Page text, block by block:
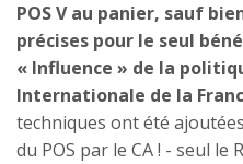
POS V au panier, sauf
précises pour le seul
« Influence » de la
Internationale de la
techniques ont été
du POS par le CA ! - seul